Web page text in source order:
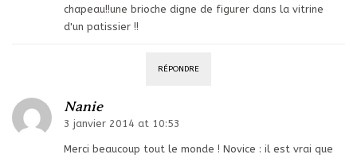
chapeau!!une brioche digne de figurer dans la vitrine
d'un patissier !!
RÉPONDRE
Nanie
3 janvier 2014 at 10:53
Merci beaucoup tout le monde ! Novice : il est vrai que